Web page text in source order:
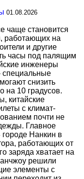
01.08.2026
чаще становится
работающих на
и другие
часы под палящим
инженеры
специальные
снизить
на 10 градусов.
китайские
с климат-
почти не
Главное
Нанкин в
работающих от
заряда хватает на
решили
элементы с